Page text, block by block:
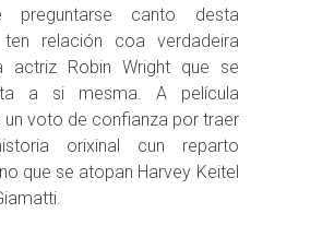
preguntarse canto desta
relación coa verdadeira
actriz Robin Wright que se
a si mesma. A película
un voto de confianza por traer
orixinal cun reparto
que se atopan Harvey Keitel